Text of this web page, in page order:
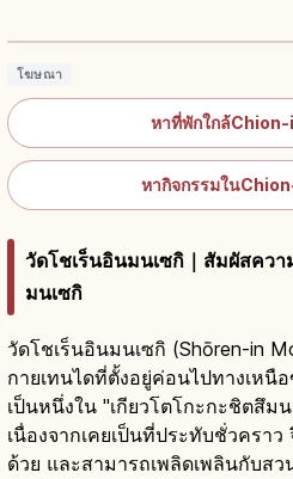
โฆษณา
หาที่พักใกล้
หากิจกรรมใน
วัดโชเร็นอินมนเซกิ｜สัมผัสคว
มนเซกิ
วัดโชเร็นอินมนเซกิ (Shōren-in
กายเทนไดที่ตั้งอยู่ค่อนไปทางเหนื
เป็นหนึ่งใน "เกียวโตโกะกะชิตสึมน
เนื่องจากเคยเป็นที่ประทับชั่วคราว
ด้วย และสามารถเพลิดเพลินกับส